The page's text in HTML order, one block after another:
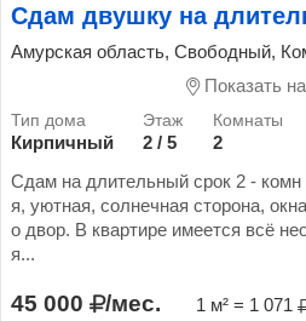
Сдам двушку на
Амурская область, Свободный,
Показать
Кирпичный 2 / 5 2
Сдам на длительный срок 2 - комн
я, уютная, солнечная сторона,
о двор. В квартире имеется всё
я...
45 000 /мес. 1 м² = 1 071